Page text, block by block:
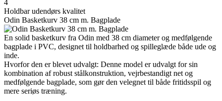
4
Holdbar udendørs kvalitet
Odin Basketkurv 38 cm m. Bagplade
En solid basketkurv fra Odin med 38 cm diameter og medfølgende
bagplade i PVC, designet til holdbarhed og spilleglæde både ude og
inde.
Hvorfor den er blevet udvalgt: Denne model er udvalgt for sin
kombination af robust stålkonstruktion, vejrbestandigt net og
medfølgende bagplade, som gør den velegnet til både fritidsspil og
mere seriøs træning.